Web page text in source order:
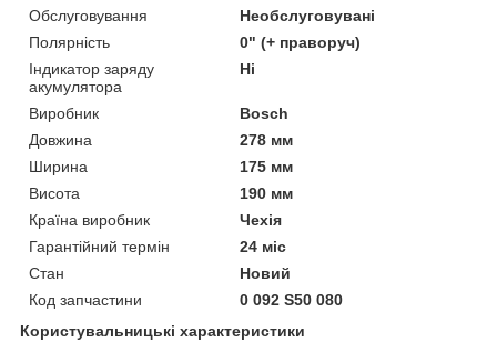
Обслуговування
Необслуговувані
Полярність
0" (+ праворуч)
Індикатор заряду
акумулятора
Ні
Виробник
Bosch
Довжина
278 мм
Ширина
175 мм
Висота
190 мм
Країна виробник
Чехія
Гарантійний термін
24 міс
Стан
Новий
Код запчастини
0 092 S50 080
Користувальницькі характеристики